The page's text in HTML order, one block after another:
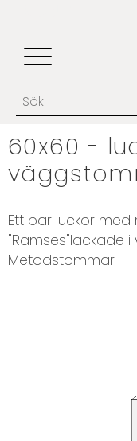
60x60 -
Ett par luckor
"Ramses"lackade i
Metodstommar